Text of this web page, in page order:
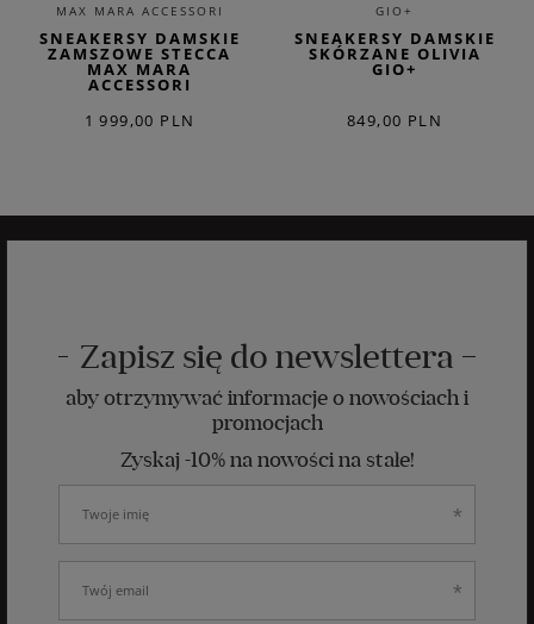
MAX MARA ACCESSORI
SNEAKERSY DAMSKIE
ZAMSZOWE STECCA
MAX MARA
ACCESSORI
1 999,00 PLN
GIO+
SNEAKERSY DAMSKIE
SKÓRZANE OLIVIA
GIO+
849,00 PLN
Zapisz się do newslettera
aby otrzymywać informacje o nowościach i
promocjach
Zyskaj -10% na nowości na stałe!